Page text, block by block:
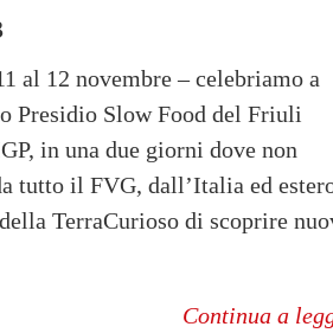
al 12 novembre – celebriamo a
Presidio Slow Food del Friuli
in una due giorni dove non
tutto il FVG, dall’Italia ed
TerraCurioso di scoprire
Continua a